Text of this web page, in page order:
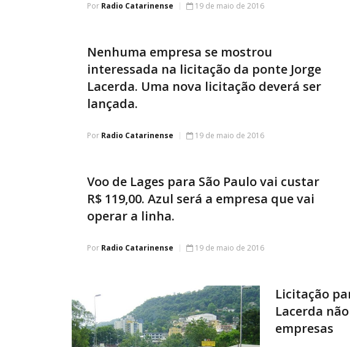
Por Radio Catarinense 19 de maio de 2016
Nenhuma empresa se mostrou
interessada na licitação da ponte Jorge
Lacerda. Uma nova licitação deverá ser
lançada.
Por Radio Catarinense 19 de maio de 2016
Voo de Lages para São Paulo vai custar
R$ 119,00. Azul será a empresa que vai
operar a linha.
Por Radio Catarinense 19 de maio de 2016
Licitação
Lacerda
empresas